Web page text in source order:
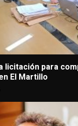
licitación para
El Martillo